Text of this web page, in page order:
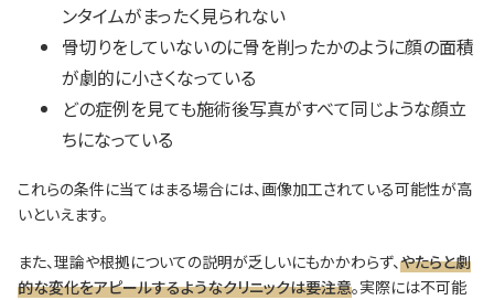
ンタイムがまったく見られない
骨切りをしていないのに骨を削ったかのように顔の面積
が劇的に小さくなっている
どの症例を見ても施術後写真がすべて同じような顔立
ちになっている
これらの条件に当てはまる場合には、画像加工されている可能性が高
いといえます。
また、理論や根拠についての説明が乏しいにもかかわらず、やたらと劇
的な変化をアピールするようなクリニックは要注意。実際には不可能